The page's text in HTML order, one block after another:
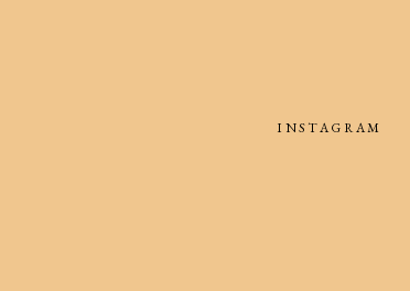
INSTAGRAM